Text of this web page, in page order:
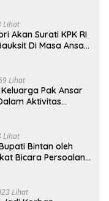
Lihat
Akan Surati KPK RI
Di Masa Ansar
Lihat
Pak Ansar
Aktivitas
Lihat
Bintan oleh
Bicara Persoalan
Lihat